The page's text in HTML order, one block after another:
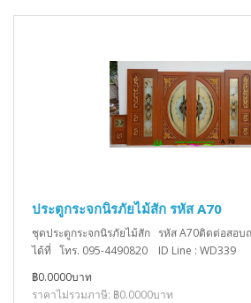
ประตูกระจกนิรภัยไม้สัก รหัส A70
ชุดประตูกระจกนิรภัยไม้สัก รหัส A70ติดต่อสอบถ
ได้ที่ โทร. 095-4490820 ID Line :
฿0.0000บาท
ราคาไม่รวมภาษี: ฿0.0000บาท